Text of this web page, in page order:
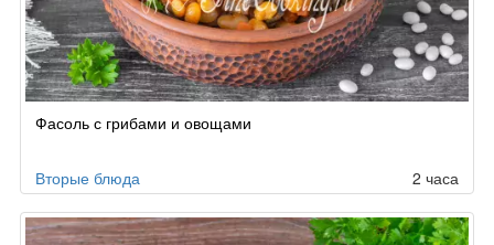
Фасоль с грибами и овощами
Вторые блюда 2 часа